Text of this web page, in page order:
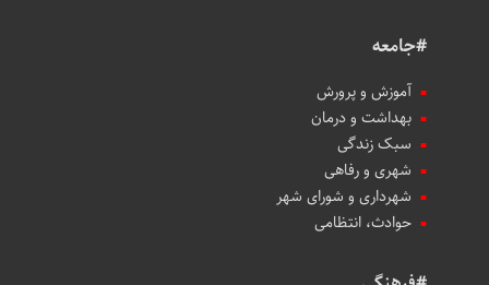
#جامعه
آموزش و پرورش
بهداشت و درمان
سبک زندگی
شهری و رفاهی
شهرداری و شورای شهر
حوادث، انتظامی